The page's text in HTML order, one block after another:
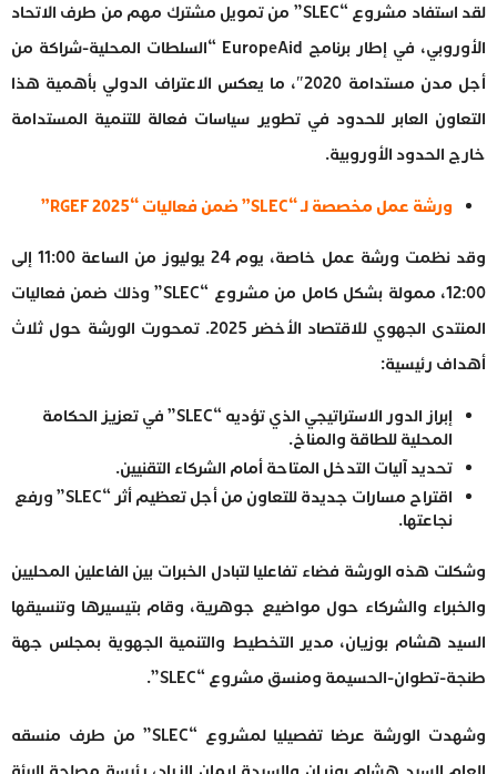
لقد استفاد مشروع “SLEC” من تمويل مشترك مهم من طرف الاتحاد
الأوروبي، في إطار برنامج EuropeAid “السلطات المحلية-شراكة من
أجل مدن مستدامة 2020″، ما يعكس الاعتراف الدولي بأهمية هذا
التعاون العابر للحدود في تطوير سياسات فعالة للتنمية المستدامة
خارج الحدود الأوروبية.
ورشة عمل مخصصة لـ “SLEC” ضمن فعاليات “RGEF 2025”
وقد نظمت ورشة عمل خاصة، يوم 24 يوليوز من الساعة 11:00 إلى
12:00، ممولة بشكل كامل من مشروع “SLEC” وذلك ضمن فعاليات
المنتدى الجهوي للاقتصاد الأخضر 2025. تمحورت الورشة حول ثلاث
أهداف رئيسية:
إبراز الدور الاستراتيجي الذي تؤديه “SLEC” في تعزيز الحكامة
المحلية للطاقة والمناخ.
تحديد آليات التدخل المتاحة أمام الشركاء التقنيين.
اقتراح مسارات جديدة للتعاون من أجل تعظيم أثر “SLEC” ورفع
نجاعتها.
وشكلت هذه الورشة فضاء تفاعليا لتبادل الخبرات بين الفاعلين المحليين
والخبراء والشركاء حول مواضيع جوهرية، وقام بتيسيرها وتنسيقها
السيد هشام بوزيان، مدير التخطيط والتنمية الجهوية بمجلس جهة
طنجة-تطوان-الحسيمة ومنسق مشروع “SLEC”.
وشهدت الورشة عرضا تفصيليا لمشروع “SLEC” من طرف منسقه